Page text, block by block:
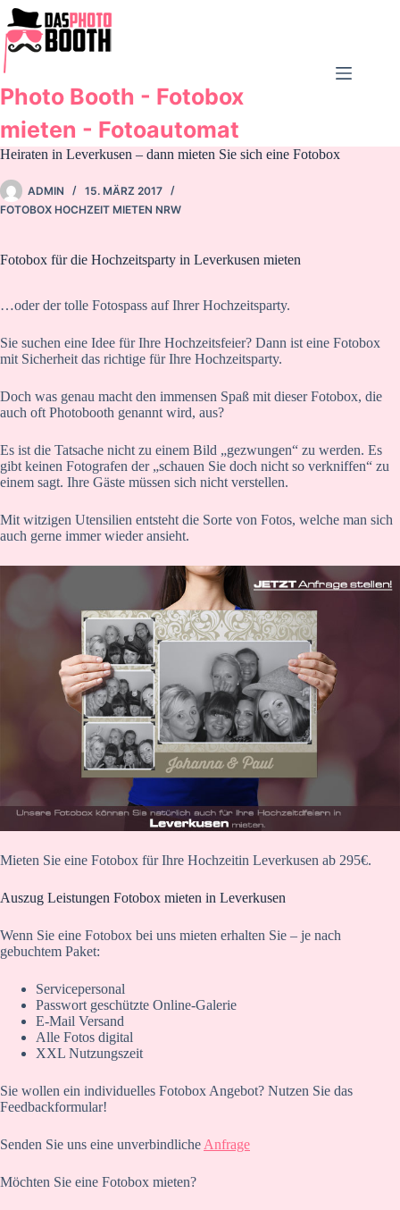
Zum
Inhalt
springen
Photo Booth - Fotobox
mieten - Fotoautomat
Heiraten in Leverkusen – dann mieten Sie sich eine Fotobox
ADMIN
15. MÄRZ 2017
FOTOBOX HOCHZEIT MIETEN NRW
Fotobox für die Hochzeitsparty in Leverkusen mieten
…oder der tolle Fotospass auf Ihrer Hochzeitsparty.
Sie suchen eine Idee für Ihre Hochzeitsfeier? Dann ist eine Fotobox
mit Sicherheit das richtige für Ihre Hochzeitsparty.
Doch was genau macht den immensen Spaß mit dieser Fotobox, die
auch oft Photobooth genannt wird, aus?
Es ist die Tatsache nicht zu einem Bild „gezwungen“ zu werden. Es
gibt keinen Fotografen der „schauen Sie doch nicht so verkniffen“ zu
einem sagt. Ihre Gäste müssen sich nicht verstellen.
Mit witzigen Utensilien entsteht die Sorte von Fotos, welche man sich
auch gerne immer wieder ansieht.
Mieten Sie eine Fotobox für Ihre Hochzeitin Leverkusen ab 295€.
Auszug Leistungen Fotobox mieten in Leverkusen
Wenn Sie eine Fotobox bei uns mieten erhalten Sie – je nach
gebuchtem Paket:
Servicepersonal
Passwort geschützte Online-Galerie
E-Mail Versand
Alle Fotos digital
XXL Nutzungszeit
Sie wollen ein individuelles Fotobox Angebot? Nutzen Sie das
Feedbackformular!
Senden Sie uns eine unverbindliche Anfrage
Möchten Sie eine Fotobox mieten?